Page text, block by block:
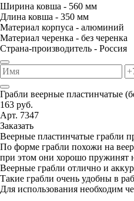
Ширина ковша - 560 мм
Длина ковша - 350 мм
Материал корпуса - алюминий
Материал черенка - без черенка
Страна-производитель - Россия
Грабли веерные пластинчатые
163 руб.
Арт. 7347
Заказать
Веерные пластинчатые грабли
По форме грабли похожи на
при этом они хорошо пружинят
Веерные грабли отлично и
Такие грабли очень удобны в
Для использования необходим